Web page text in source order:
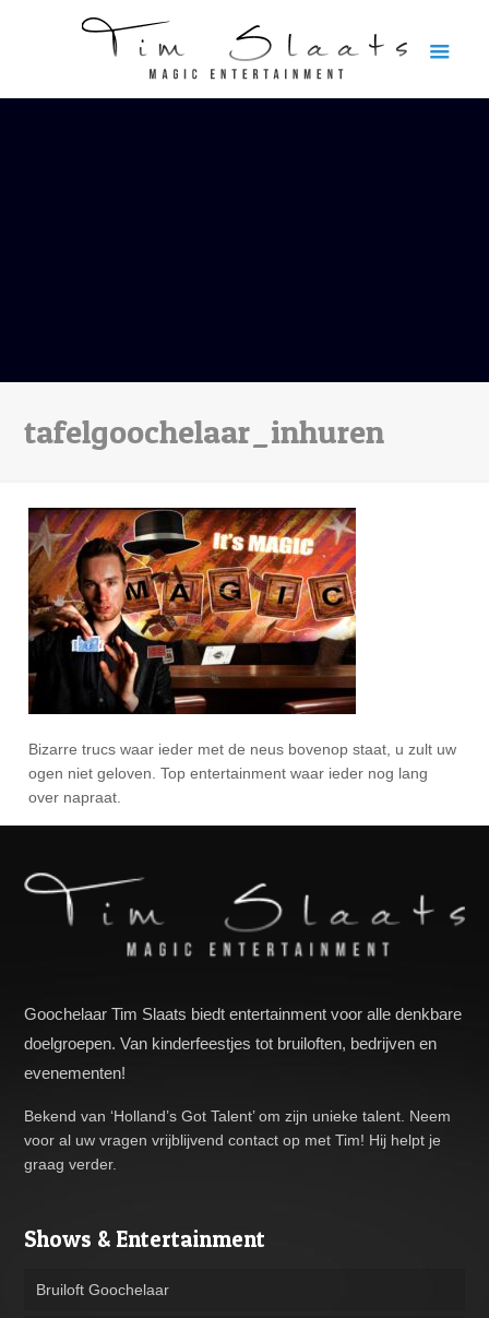
tafelgoochelaar_inhuren
Bizarre trucs waar ieder met de neus bovenop staat, u zult uw
ogen niet geloven. Top entertainment waar ieder nog lang
over napraat.
Goochelaar Tim Slaats biedt entertainment voor alle denkbare
doelgroepen. Van kinderfeestjes tot bruiloften, bedrijven en
evenementen!
Bekend van ‘Holland’s Got Talent’ om zijn unieke talent. Neem
voor al uw vragen vrijblijvend contact op met Tim! Hij helpt je
graag verder.
Shows & Entertainment
Bruiloft Goochelaar